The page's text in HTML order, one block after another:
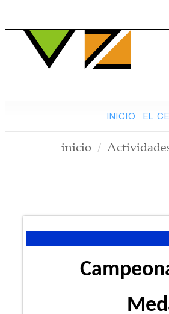
INICIO EL
inicio